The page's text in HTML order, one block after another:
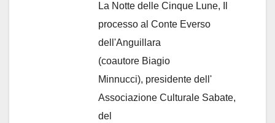
La Notte delle Cinque Lune, Il
processo al Conte Everso
dell'Anguillara
(coautore Biagio
Minnucci), presidente dell'
Associazione Culturale Sabate,
del